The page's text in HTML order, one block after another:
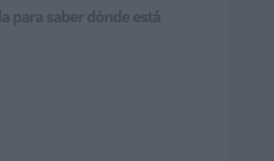
para saber dónde está